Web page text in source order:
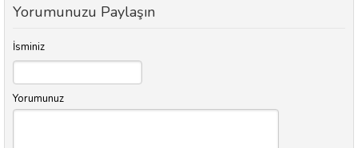
Yorumunuzu Paylaşın
İsminiz
Yorumunuz